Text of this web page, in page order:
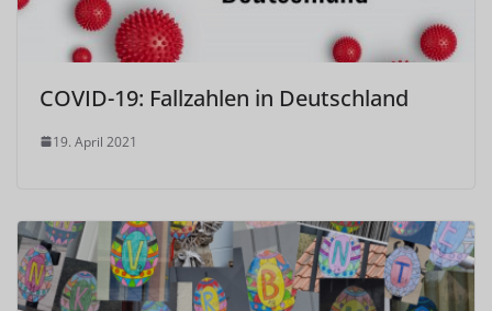
COVID-19: Fallzahlen in Deutschland
19. April 2021